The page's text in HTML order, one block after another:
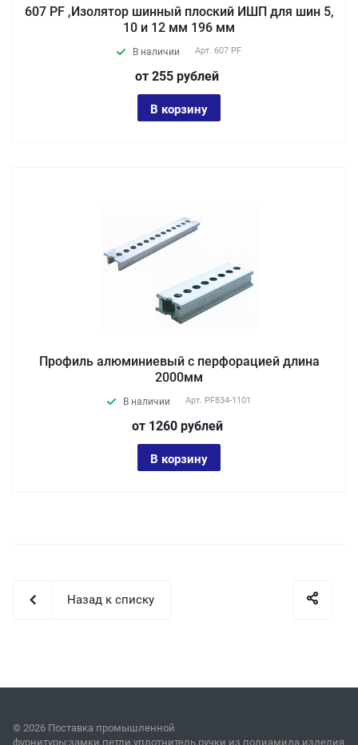
607 PF ,Изолятор шинный плоский ИШП для шин 5,
10 и 12 мм 196 мм
В наличии Арт. 607 PF
от 255 рублей
В корзину
Профиль алюминиевый с перфорацией длина
2000мм
В наличии Арт. PF834-1101
от 1260 рублей
В корзину
Назад к списку
© 2026 Поставка промышленной
фурнитуры:замки,петли,уплотнитель,ручки из полиамида,изделия